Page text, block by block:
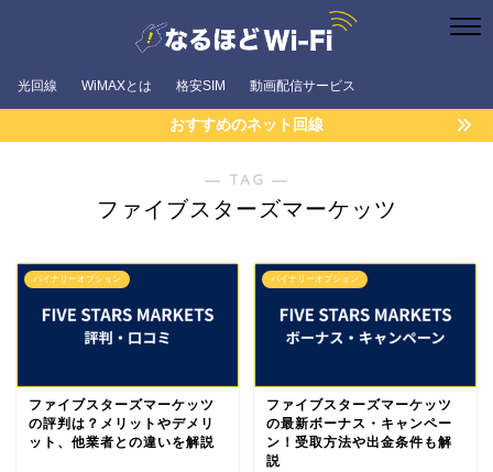
光回線 WiMAXとは 格安SIM 動画配信サービス
おすすめのネット回線
― TAG ―
ファイブスターズマーケッツ
バイナリーオプション
ファイブスターズマーケッツ
の評判は？メリットやデメリ
ット、他業者との違いを解説
バイナリーオプション
ファイブスターズマーケッツ
の最新ボーナス・キャンペー
ン！受取方法や出金条件も解
説